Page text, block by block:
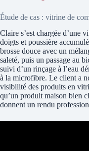
Étude de cas : vitrine de
Claire s’est chargée d’une
doigts et poussière
brosse douce avec un
saleté, puis un passage au
suivi d’un rinçage à l’eau
à la microfibre. Le client a
visibilité des produits en
qu’un produit maison bien
donnent un rendu